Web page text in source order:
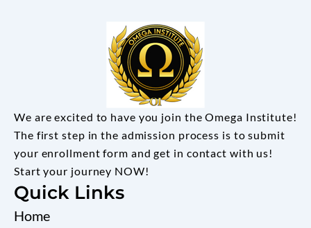
We are excited to have you join the Omega Institute!
The first step in the admission process is to submit
your enrollment form and get in contact with us!
Start your journey NOW!
Quick Links
Home